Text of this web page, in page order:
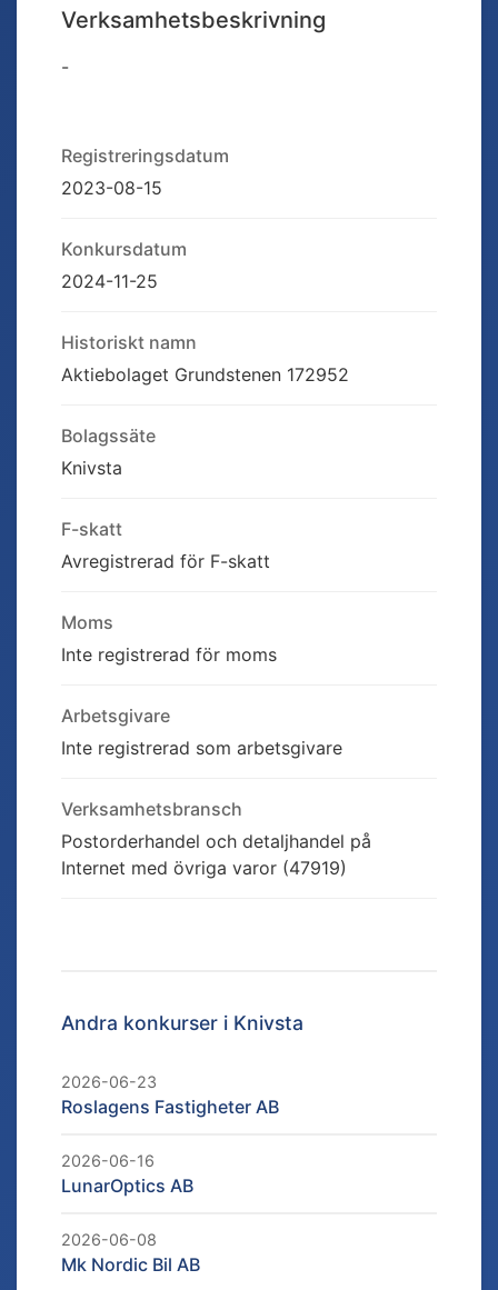
Verksamhetsbeskrivning
-
Registreringsdatum
2023-08-15
Konkursdatum
2024-11-25
Historiskt namn
Aktiebolaget Grundstenen 172952
Bolagssäte
Knivsta
F-skatt
Avregistrerad för F-skatt
Moms
Inte registrerad för moms
Arbetsgivare
Inte registrerad som arbetsgivare
Verksamhetsbransch
Postorderhandel och detaljhandel på
Internet med övriga varor (47919)
Andra konkurser i Knivsta
2026-06-23
Roslagens Fastigheter AB
2026-06-16
LunarOptics AB
2026-06-08
Mk Nordic Bil AB